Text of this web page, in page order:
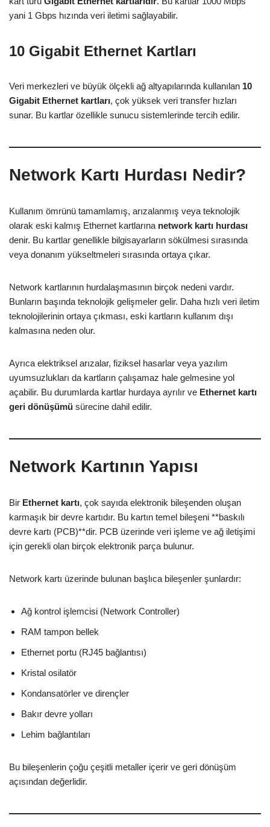
yani 1 Gbps hızında veri iletimi sağlayabilir.
10 Gigabit Ethernet Kartları
Veri merkezleri ve büyük ölçekli ağ altyapılarında kullanılan 10
Gigabit Ethernet kartları, çok yüksek veri transfer hızları
sunar. Bu kartlar özellikle sunucu sistemlerinde tercih edilir.
Network Kartı Hurdası Nedir?
Kullanım ömrünü tamamlamış, arızalanmış veya teknolojik
olarak eski kalmış Ethernet kartlarına network kartı hurdası
denir. Bu kartlar genellikle bilgisayarların sökülmesi sırasında
veya donanım yükseltmeleri sırasında ortaya çıkar.
Network kartlarının hurdalaşmasının birçok nedeni vardır.
Bunların başında teknolojik gelişmeler gelir. Daha hızlı veri iletim
teknolojilerinin ortaya çıkması, eski kartların kullanım dışı
kalmasına neden olur.
Ayrıca elektriksel arızalar, fiziksel hasarlar veya yazılım
uyumsuzlukları da kartların çalışamaz hale gelmesine yol
açabilir. Bu durumlarda kartlar hurdaya ayrılır ve Ethernet kartı
geri dönüşümü sürecine dahil edilir.
Network Kartının Yapısı
Bir Ethernet kartı, çok sayıda elektronik bileşenden oluşan
karmaşık bir devre kartıdır. Bu kartın temel bileşeni **baskılı
devre kartı (PCB)**dir. PCB üzerinde veri işleme ve ağ iletişimi
için gerekli olan birçok elektronik parça bulunur.
Network kartı üzerinde bulunan başlıca bileşenler şunlardır:
Ağ kontrol işlemcisi (Network Controller)
RAM tampon bellek
Ethernet portu (RJ45 bağlantısı)
Kristal osilatör
Kondansatörler ve dirençler
Bakır devre yolları
Lehim bağlantıları
Bu bileşenlerin çoğu çeşitli metaller içerir ve geri dönüşüm
açısından değerlidir.